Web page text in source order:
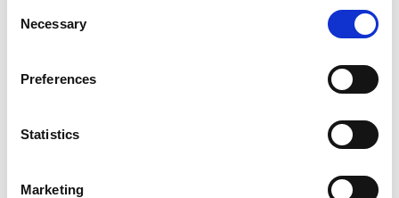
Selection
Necessary
Preferences
Statistics
Marketing
bor du på den gröna och natursköna ön
Björkö.
bjuder på havsnära smakupplevelser med
egen brygga, vacker skärgårdsutsikt och en meny inspirerad
Barlindbeer
är Björkös lokala bryggeri och taproom där du